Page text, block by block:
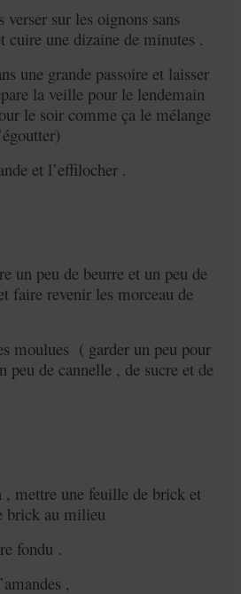
sur les oignons sans
cuire une dizaine de minutes .
une grande passoire et laisser
la veille pour le lendemain
le soir comme ça le mélange
et l’effilocher .
un peu de beurre et un peu de
faire revenir les morceau de
moulues ( garder un peu pour
peu de cannelle , de sucre et de
, mettre une feuille de brick et
brick au milieu
fondu .
,